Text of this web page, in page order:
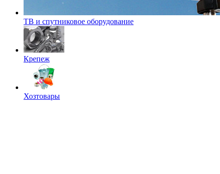
ТВ и спутниковое оборудование
Крепеж
Хозтовары